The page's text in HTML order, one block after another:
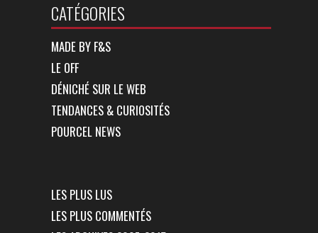
CATÉGORIES
MADE BY F&S
LE OFF
DÉNICHÉ SUR LE WEB
TENDANCES & CURIOSITÉS
POURCEL NEWS
LES PLUS LUS
LES PLUS COMMENTÉS